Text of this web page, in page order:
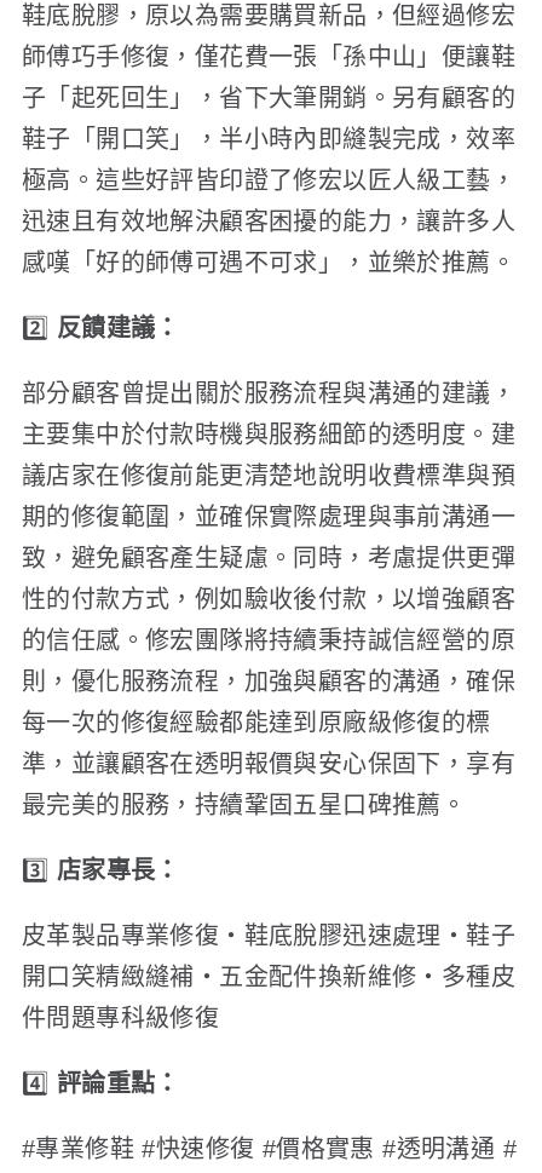
鞋底脫膠，原以為需要購買新品，但經過修宏
師傅巧手修復，僅花費一張「孫中山」便讓鞋
子「起死回生」，省下大筆開銷。另有顧客的
鞋子「開口笑」，半小時內即縫製完成，效率
極高。這些好評皆印證了修宏以匠人級工藝，
迅速且有效地解決顧客困擾的能力，讓許多人
感嘆「好的師傅可遇不可求」，並樂於推薦。
2️⃣ 反饋建議：
部分顧客曾提出關於服務流程與溝通的建議，
主要集中於付款時機與服務細節的透明度。建
議店家在修復前能更清楚地說明收費標準與預
期的修復範圍，並確保實際處理與事前溝通一
致，避免顧客產生疑慮。同時，考慮提供更彈
性的付款方式，例如驗收後付款，以增強顧客
的信任感。修宏團隊將持續秉持誠信經營的原
則，優化服務流程，加強與顧客的溝通，確保
每一次的修復經驗都能達到原廠級修復的標
準，並讓顧客在透明報價與安心保固下，享有
最完美的服務，持續鞏固五星口碑推薦。
3️⃣ 店家專長：
皮革製品專業修復・鞋底脫膠迅速處理・鞋子
開口笑精緻縫補・五金配件換新維修・多種皮
件問題專科級修復
4️⃣ 評論重點：
#專業修鞋 #快速修復 #價格實惠 #透明溝通 #